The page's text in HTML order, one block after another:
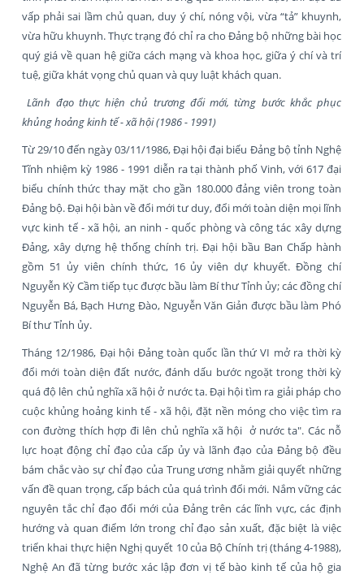
vấp phải sai lầm chủ quan, duy ý chí, nóng vội, vừa “tả” khuynh,
vừa hữu khuynh. Thực trạng đó chỉ ra cho Đảng bộ những bài học
quý giá về quan hệ giữa cách mạng và khoa học, giữa ý chí và trí
tuệ, giữa khát vọng chủ quan và quy luật khách quan.
Lãnh đạo thực hiện chủ trương đổi mới, từng bước khắc phục
khủng hoảng kinh tế - xã hội (1986 - 1991)
Từ 29/10 đến ngày 03/11/1986, Đại hội đại biểu Đảng bộ tỉnh Nghệ
Tĩnh nhiệm kỳ 1986 - 1991 diễn ra tại thành phố Vinh, với 617 đại
biểu chính thức thay mặt cho gần 180.000 đảng viên trong toàn
Đảng bộ. Đại hội bàn về đổi mới tư duy, đổi mới toàn diện mọi lĩnh
vực kinh tế - xã hội, an ninh - quốc phòng và công tác xây dựng
Đảng, xây dựng hệ thống chính trị. Đại hội bầu Ban Chấp hành
gồm 51 ủy viên chính thức, 16 ủy viên dự khuyết. Đồng chí
Nguyễn Kỳ Cầm tiếp tục được bầu làm Bí thư Tỉnh ủy; các đồng chí
Nguyễn Bá, Bạch Hưng Đào, Nguyễn Văn Giản được bầu làm Phó
Bí thư Tỉnh ủy.
Tháng 12/1986, Đại hội Đảng toàn quốc lần thứ VI mở ra thời kỳ
đổi mới toàn diện đất nước, đánh dấu bước ngoặt trong thời kỳ
quá độ lên chủ nghĩa xã hội ở nước ta. Đại hội tìm ra giải pháp cho
cuộc khủng hoảng kinh tế - xã hội, đặt nền móng cho việc tìm ra
con đường thích hợp đi lên chủ nghĩa xã hội ở nước ta". Các nỗ
lực hoạt động chỉ đạo của cấp ủy và lãnh đạo của Đảng bộ đều
bám chắc vào sự chỉ đạo của Trung ương nhằm giải quyết những
vấn đề quan trọng, cấp bách của quá trình đổi mới. Nắm vững các
nguyên tắc chỉ đạo đổi mới của Đảng trên các lĩnh vực, các định
hướng và quan điểm lớn trong chỉ đạo sản xuất, đặc biệt là việc
triển khai thực hiện Nghị quyết 10 của Bộ Chính trị (tháng 4-1988),
Nghệ An đã từng bước xác lập đơn vị tế bào kinh tế của hộ gia